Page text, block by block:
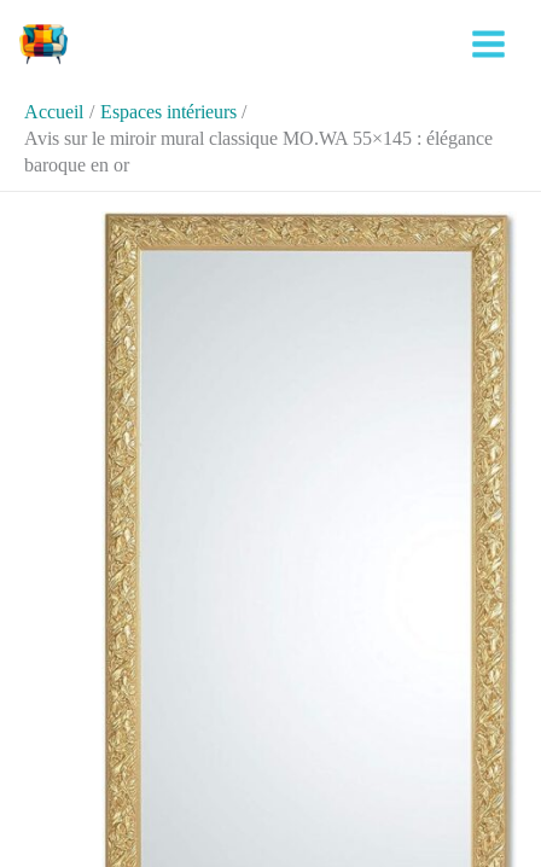
Accueil
Espaces intérieurs
Avis sur le miroir mural classique MO.WA 55×145 : élégance
baroque en or